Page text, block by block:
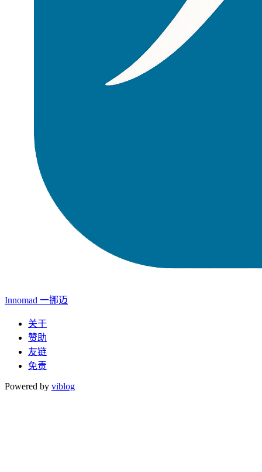
Innomad 一挪迈
关于
赞助
友链
免责
Powered by viblog